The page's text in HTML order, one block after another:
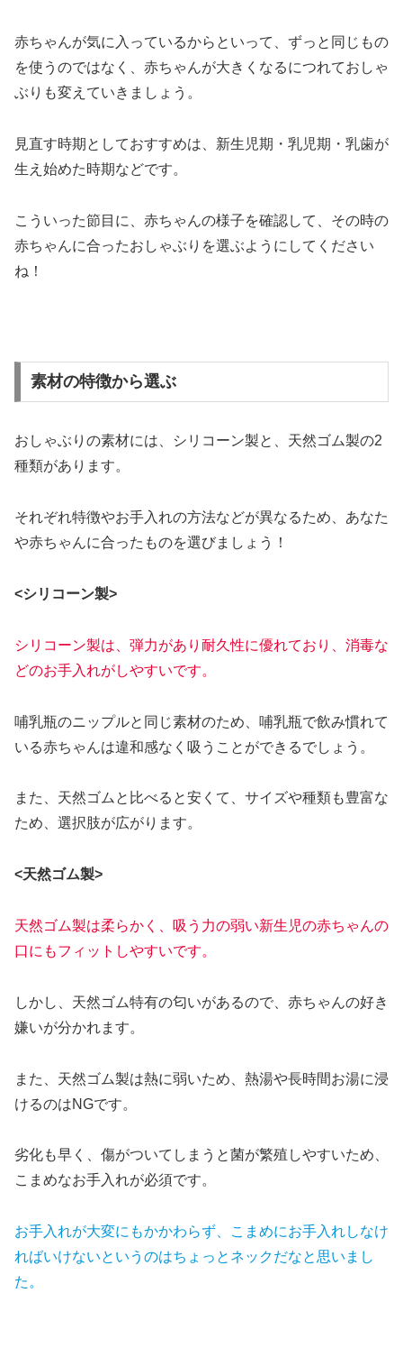
赤ちゃんが気に入っているからといって、ずっと同じもの
を使うのではなく、赤ちゃんが大きくなるにつれておしゃ
ぶりも変えていきましょう。
見直す時期としておすすめは、新生児期・乳児期・乳歯が
生え始めた時期などです。
こういった節目に、赤ちゃんの様子を確認して、その時の
赤ちゃんに合ったおしゃぶりを選ぶようにしてください
ね！
素材の特徴から選ぶ
おしゃぶりの素材には、シリコーン製と、天然ゴム製の2
種類があります。
それぞれ特徴やお手入れの方法などが異なるため、あなた
や赤ちゃんに合ったものを選びましょう！
<シリコーン製>
シリコーン製は、弾力があり耐久性に優れており、消毒な
どのお手入れがしやすいです。
哺乳瓶のニップルと同じ素材のため、哺乳瓶で飲み慣れて
いる赤ちゃんは違和感なく吸うことができるでしょう。
また、天然ゴムと比べると安くて、サイズや種類も豊富な
ため、選択肢が広がります。
<天然ゴム製>
天然ゴム製は柔らかく、吸う力の弱い新生児の赤ちゃんの
口にもフィットしやすいです。
しかし、天然ゴム特有の匂いがあるので、赤ちゃんの好き
嫌いが分かれます。
また、天然ゴム製は熱に弱いため、熱湯や長時間お湯に浸
けるのはNGです。
劣化も早く、傷がついてしまうと菌が繁殖しやすいため、
こまめなお手入れが必須です。
お手入れが大変にもかかわらず、こまめにお手入れしなけ
ればいけないというのはちょっとネックだなと思いまし
た。